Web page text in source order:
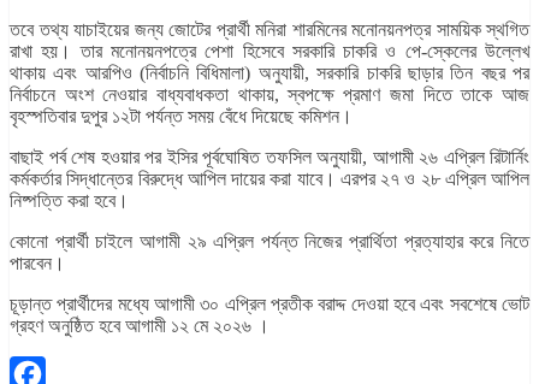
তবে তথ্য যাচাইয়ের জন্য জোটের প্রার্থী মনিরা শারমিনের মনোনয়নপত্র সাময়িক স্থগিত
রাখা হয়। তার মনোনয়নপত্রে পেশা হিসেবে সরকারি চাকরি ও পে-স্কেলের উল্লেখ
থাকায় এবং আরপিও (নির্বাচনি বিধিমালা) অনুযায়ী, সরকারি চাকরি ছাড়ার তিন বছর পর
নির্বাচনে অংশ নেওয়ার বাধ্যবাধকতা থাকায়, স্বপক্ষে প্রমাণ জমা দিতে তাকে আজ
বৃহস্পতিবার দুপুর ১২টা পর্যন্ত সময় বেঁধে দিয়েছে কমিশন।
বাছাই পর্ব শেষ হওয়ার পর ইসির পূর্বঘোষিত তফসিল অনুযায়ী, আগামী ২৬ এপ্রিল রিটার্নিং
কর্মকর্তার সিদ্ধান্তের বিরুদ্ধে আপিল দায়ের করা যাবে। এরপর ২৭ ও ২৮ এপ্রিল আপিল
নিষ্পত্তি করা হবে।
কোনো প্রার্থী চাইলে আগামী ২৯ এপ্রিল পর্যন্ত নিজের প্রার্থিতা প্রত্যাহার করে নিতে
পারবেন।
চূড়ান্ত প্রার্থীদের মধ্যে আগামী ৩০ এপ্রিল প্রতীক বরাদ্দ দেওয়া হবে এবং সবশেষে ভোট
গ্রহণ অনুষ্ঠিত হবে আগামী ১২ মে ২০২৬ ।